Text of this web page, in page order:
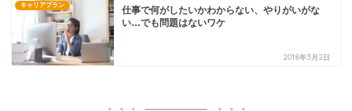
キャリアプラン
仕事で何がしたいかわからない、やりがいがな
い…でも問題はないワケ
2018年3月2日